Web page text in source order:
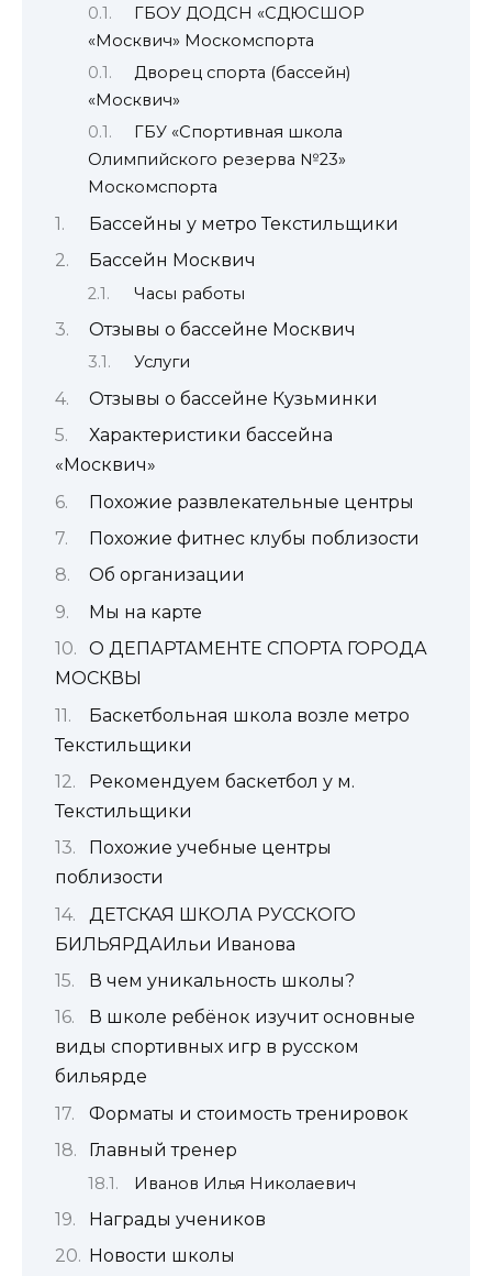
ГБОУ ДОДСН «СДЮСШОР
«Москвич» Москомспорта
Дворец спорта (бассейн)
«Москвич»
ГБУ «Спортивная школа
Олимпийского резерва №23»
Москомспорта
Бассейны у метро Текстильщики
Бассейн Москвич
Часы работы
Отзывы о бассейне Москвич
Услуги
Отзывы о бассейне Кузьминки
Характеристики бассейна
«Москвич»
Похожие развлекательные центры
Похожие фитнес клубы поблизости
Об организации
Мы на карте
О ДЕПАРТАМЕНТЕ СПОРТА ГОРОДА
МОСКВЫ
Баскетбольная школа возле метро
Текстильщики
Рекомендуем баскетбол у м.
Текстильщики
Похожие учебные центры
поблизости
ДЕТСКАЯ ШКОЛА РУССКОГО
БИЛЬЯРДАИльи Иванова
В чем уникальность школы?
В школе ребёнок изучит основные
виды спортивных игр в русском
бильярде
Форматы и стоимость тренировок
Главный тренер
Иванов Илья Николаевич
Награды учеников
Новости школы